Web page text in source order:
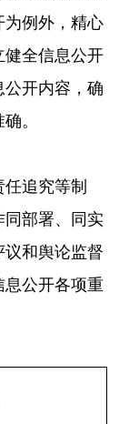
为例外，精心
健全信息公开
开内容，确
。
追究等制
同部署、同实
和舆论监督
公开各项重